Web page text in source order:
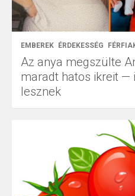
EMBEREK ÉRDEKESSÉG
Az anya megszülte
maradt hatos ikreit —
lesznek